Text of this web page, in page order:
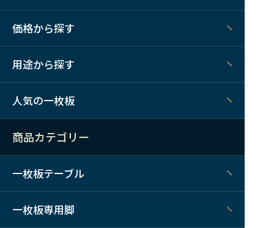
価格から探す
用途から探す
人気の一枚板
商品カテゴリー
一枚板テーブル
一枚板専用脚